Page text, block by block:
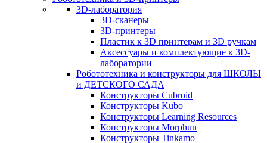
3D-лаборатория
3D-сканеры
3D-принтеры
Пластик к 3D принтерам и 3D ручкам
Аксессуары и комплектующие к 3D-
лаборатории
Робототехника и конструкторы для ШКОЛЫ
и ДЕТСКОГО САДА
Конструкторы Cubroid
Конструкторы Kubo
Конструкторы Learning Resources
Конструкторы Morphun
Конструкторы Tinkamo